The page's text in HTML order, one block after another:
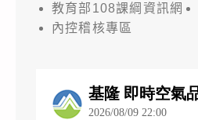
教育部108課綱資訊網
內控稽核專區